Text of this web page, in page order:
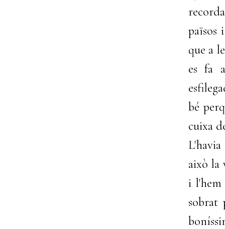
països
que a
es fa
bé
cuixa
això la
i l'hem
sobrat